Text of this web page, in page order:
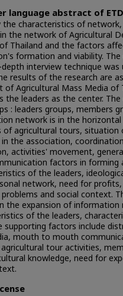
language abstract of
characteristics of
the network of Agricultural
Thailand and the factors
formation and viability.
interview technique
results of the research are
of Agricultural Mass Media of
the leaders as the center.
: leaders groups, members
network is in the horizontal
agricultural tours, situation
the association,
activities' movement,
factors in forming
of the leaders,
network, need for
and social context.
the expansion of information
of the leaders,
supporting factors include
mouth to mouth
tour activities,
knowledge, need for